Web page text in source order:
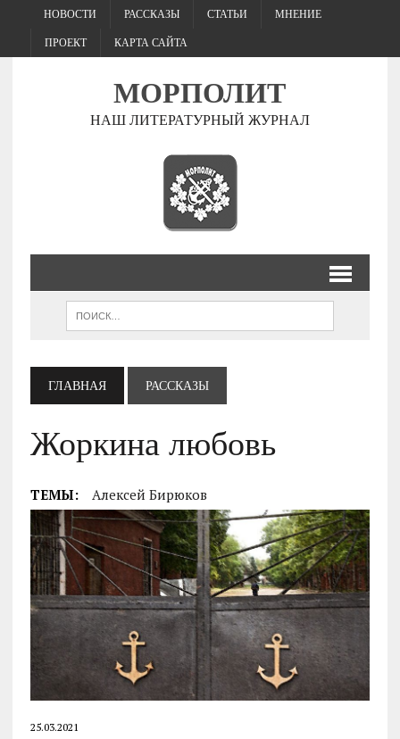
НОВОСТИ РАССКАЗЫ СТАТЬИ МНЕНИЕ
ПРОЕКТ КАРТА САЙТА
МОРПОЛИТ
НАШ ЛИТЕРАТУРНЫЙ ЖУРНАЛ
ГЛАВНАЯ РАССКАЗЫ
Жоркина любовь
ТЕМЫ: Алексей Бирюков
25.03.2021